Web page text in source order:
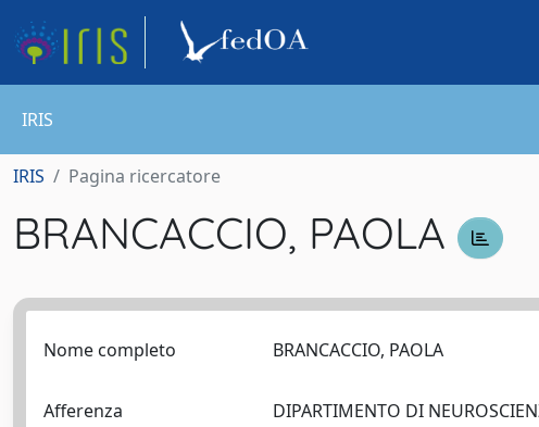
IRIS
IRIS Pagina ricercatore
BRANCACCIO, PAOLA
Nome completo BRANCACCIO, PAOLA
Afferenza DIPARTIMENTO DI